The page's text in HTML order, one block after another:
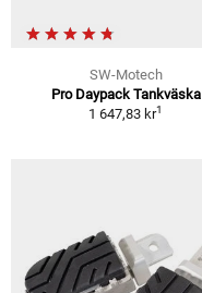
SW-Motech
Pro Daypack Tankväska
1 647,83 kr1